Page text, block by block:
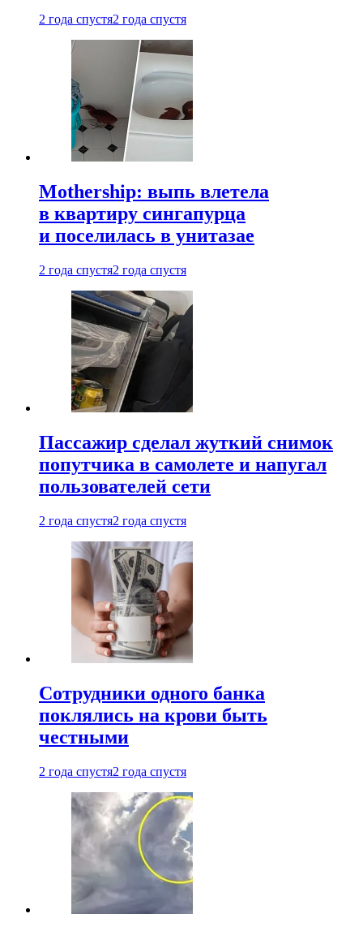
2 года спустя2 года спустя
Mothership: выпь влетела
в квартиру сингапурца
и поселилась в унитазае
2 года спустя2 года спустя
Пассажир сделал жуткий снимок
попутчика в самолете и напугал
пользователей сети
2 года спустя2 года спустя
Сотрудники одного банка
поклялись на крови быть
честными
2 года спустя2 года спустя